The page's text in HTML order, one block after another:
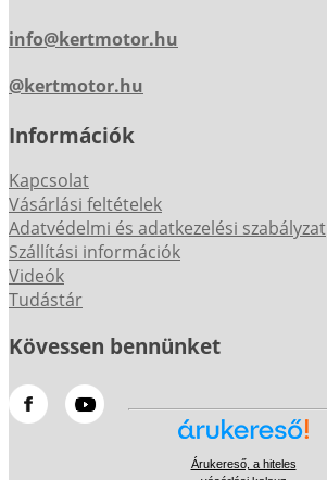
info@kertmotor.hu
@kertmotor.hu
Információk
Kapcsolat
Vásárlási feltételek
Adatvédelmi és adatkezelési szabályzat
Szállítási információk
Videók
Tudástár
Kövessen bennünket
Árukereső, a hiteles